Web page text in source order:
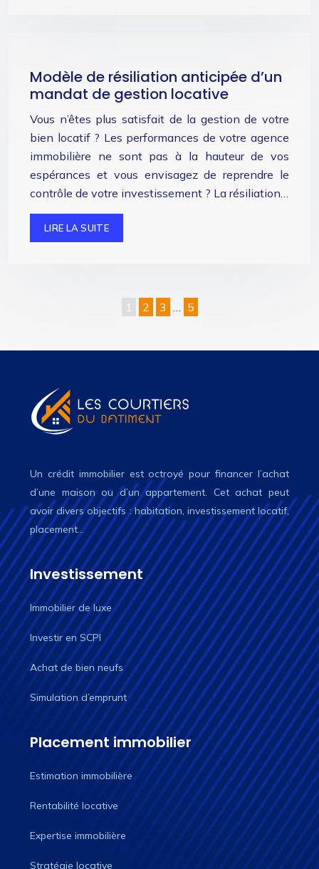
Modèle de résiliation anticipée d’un
mandat de gestion locative
Vous n’êtes plus satisfait de la gestion de votre
bien locatif ? Les performances de votre agence
immobilière ne sont pas à la hauteur de vos
espérances et vous envisagez de reprendre le
contrôle de votre investissement ? La résiliation…
LIRE LA SUITE
1 2 3 … 5
Un crédit immobilier est octroyé pour financer l’achat
d’une maison ou d’un appartement. Cet achat peut
avoir divers objectifs : habitation, investissement locatif,
placement…
Investissement
Immobilier de luxe
Investir en SCPI
Achat de bien neufs
Simulation d’emprunt
Placement immobilier
Estimation immobilière
Rentabilité locative
Expertise immobilière
Stratégie locative